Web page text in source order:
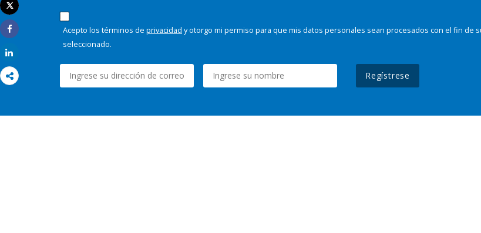
Imprimir
Tweet
Share
Acepto los términos de privacidad y otorgo mi permiso para que mis datos personales sean procesados con el fin de
seleccionado.
Regístrese